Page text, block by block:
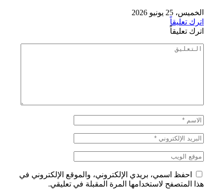
الخميس، 25 يونيو 2026
اترك تعليقاً
اترك تعليقاً
احفظ اسمي، بريدي الإلكتروني، والموقع الإلكتروني في
هذا المتصفح لاستخدامها المرة المقبلة في تعليقي.